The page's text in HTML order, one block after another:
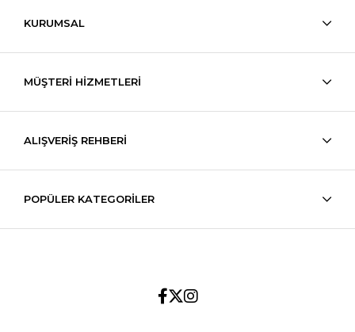
KURUMSAL
MÜŞTERİ HİZMETLERİ
ALIŞVERİŞ REHBERİ
POPÜLER KATEGORİLER